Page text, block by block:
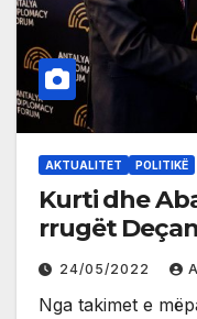
AKTUALITET POLITIKË
Kurti dhe
rrugët
24/05/2022
Nga takimet e